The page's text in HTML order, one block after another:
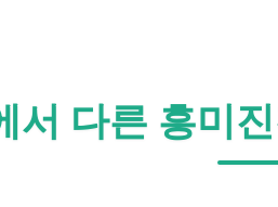
서 다른 흥미